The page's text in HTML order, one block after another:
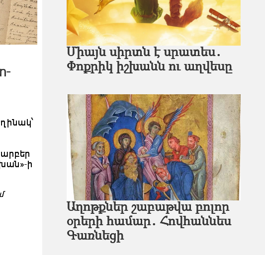
»-ի
Միայն սիրտն է սրատես․
Փոքրիկ իշխանն ու աղվեսը
Աղոթքներ շաբաթվա բոլոր
օրերի համար․ Հովհաննես
Գառնեցի